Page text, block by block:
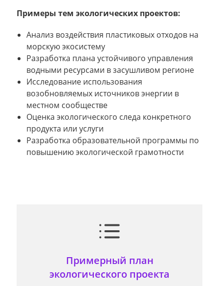
Примеры тем экологических проектов:
Анализ воздействия пластиковых отходов на
морскую экосистему
Разработка плана устойчивого управления
водными ресурсами в засушливом регионе
Исследование использования
возобновляемых источников энергии в
местном сообществе
Оценка экологического следа конкретного
продукта или услуги
Разработка образовательной программы по
повышению экологической грамотности
Примерный план
экологического проекта